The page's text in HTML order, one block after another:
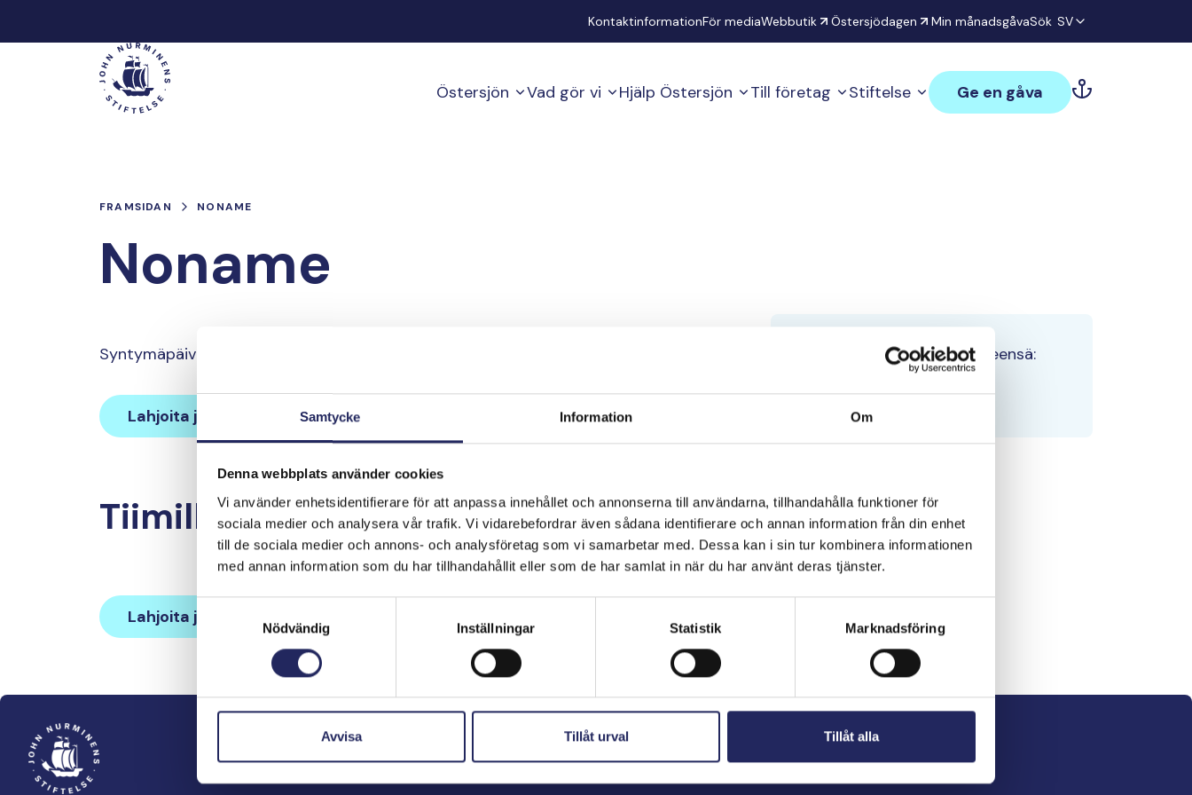
Samtycke Information Om
Denna webbplats använder cookies
Vi använder enhetsidentifierare för att anpassa innehållet och annonserna till användarna, tillhandahålla funktioner för
sociala medier och analysera vår trafik. Vi vidarebefordrar även sådana identifierare och annan information från din enhet
till de sociala medier och annons- och analysföretag som vi samarbetar med. Dessa kan i sin tur kombinera informationen
med annan information som du har tillhandahållit eller som de har samlat in när du har använt deras tjänster.
Nödvändig
Inställningar Statistik Marknadsföring
Avvisa Tillåt urval Tillåt alla
KontaktinformationFör mediaWebbutik Östersjödagen Min månadsgåvaSök SV
Main Östersjön Vad gör vi Hjälp Östersjön Till företag Stiftelse Ge en gåva
FRAMSIDAN NONAME
Noname
Syntymäpäivälahjoitus
Lahjoita ja liity tähän tiimiin
Tiimin lahjoitukset yhteensä:
Tiimille tehdyt lahjoitukset
Lahjoita ja liity tähän tiimiin